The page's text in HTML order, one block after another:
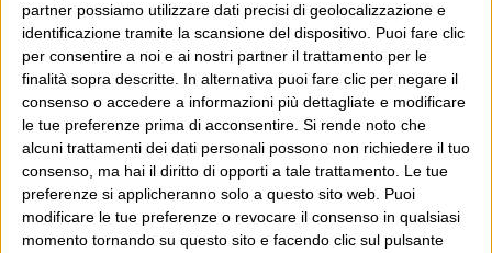
partner possiamo utilizzare dati precisi di geolocalizzazione e
identificazione tramite la scansione del dispositivo. Puoi fare clic
per consentire a noi e ai nostri partner il trattamento per le
finalità sopra descritte. In alternativa puoi fare clic per negare il
consenso o accedere a informazioni più dettagliate e modificare
le tue preferenze prima di acconsentire. Si rende noto che
alcuni trattamenti dei dati personali possono non richiedere il tuo
consenso, ma hai il diritto di opporti a tale trattamento. Le tue
preferenze si applicheranno solo a questo sito web. Puoi
modificare le tue preferenze o revocare il consenso in qualsiasi
momento tornando su questo sito e facendo clic sul pulsante
E per i regali di Natale